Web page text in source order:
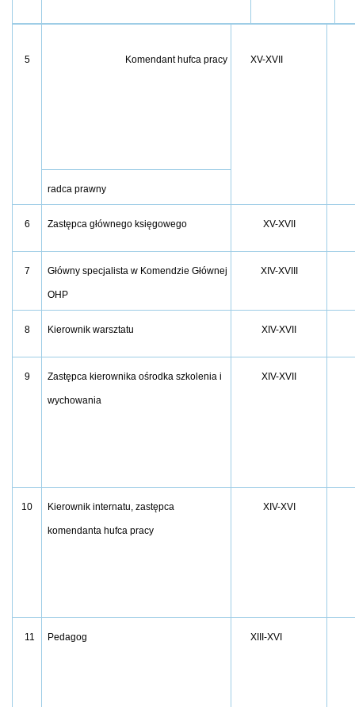
5 Komendant hufca pracy XV-XVII
radca prawny
6 Zastępca głównego księgowego XV-XVII
7 Główny specjalista w Komendzie Głównej
OHP
XIV-XVIII
8 Kierownik warsztatu XIV-XVII
9 Zastępca kierownika ośrodka szkolenia i
wychowania
XIV-XVII
10 Kierownik internatu, zastępca
komendanta hufca pracy
XIV-XVI
11 Pedagog XIII-XVI